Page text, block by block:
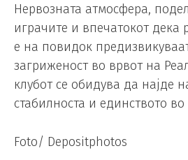
Нервозната атмосфера,
играчите и впечатокот дека
е на повидок
загриженост во врвот на
клубот се обидува да најде
стабилноста и единството во
Foto/ Depositphotos